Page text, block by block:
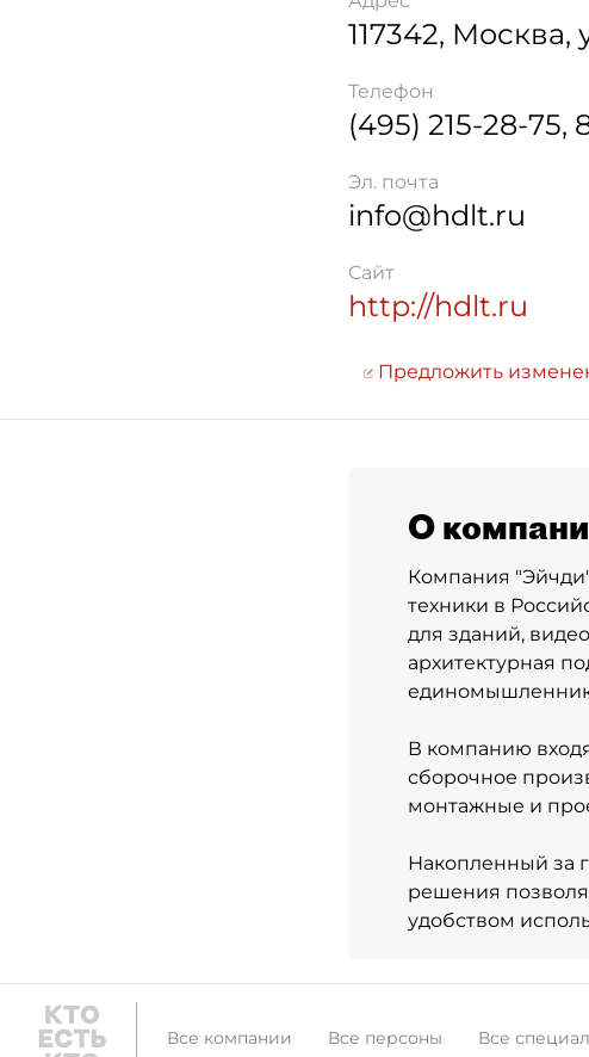
117342, Москва,
Телефон
(495) 215-28-75,
Эл. почта
info@hdlt.ru
Сайт
http://hdlt.ru
Предложить
О
Компания
техники в
для зданий,
архитектурная
В компанию
сборочное
монтажные и
Накопленный за
решения
удобством
Все компании Все персоны Все